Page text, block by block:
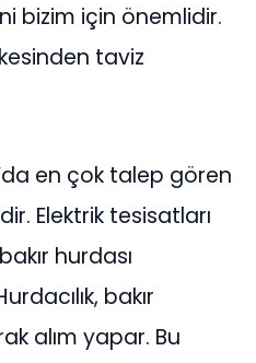
bizim için önemlidir.
taviz
en çok talep gören
Elektrik tesisatları
hurdası
bakır
alım yapar. Bu